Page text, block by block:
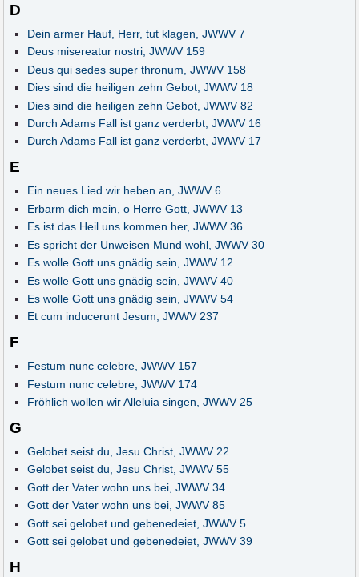
D
Dein armer Hauf, Herr, tut klagen, JWWV 7
Deus misereatur nostri, JWWV 159
Deus qui sedes super thronum, JWWV 158
Dies sind die heiligen zehn Gebot, JWWV 18
Dies sind die heiligen zehn Gebot, JWWV 82
Durch Adams Fall ist ganz verderbt, JWWV 16
Durch Adams Fall ist ganz verderbt, JWWV 17
E
Ein neues Lied wir heben an, JWWV 6
Erbarm dich mein, o Herre Gott, JWWV 13
Es ist das Heil uns kommen her, JWWV 36
Es spricht der Unweisen Mund wohl, JWWV 30
Es wolle Gott uns gnädig sein, JWWV 12
Es wolle Gott uns gnädig sein, JWWV 40
Es wolle Gott uns gnädig sein, JWWV 54
Et cum inducerunt Jesum, JWWV 237
F
Festum nunc celebre, JWWV 157
Festum nunc celebre, JWWV 174
Fröhlich wollen wir Alleluia singen, JWWV 25
G
Gelobet seist du, Jesu Christ, JWWV 22
Gelobet seist du, Jesu Christ, JWWV 55
Gott der Vater wohn uns bei, JWWV 34
Gott der Vater wohn uns bei, JWWV 85
Gott sei gelobet und gebenedeiet, JWWV 5
Gott sei gelobet und gebenedeiet, JWWV 39
H